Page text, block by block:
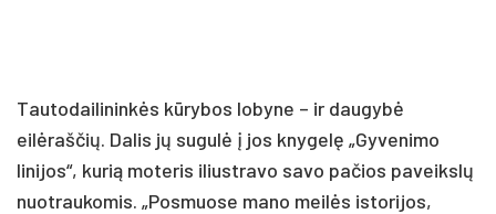
Tautodailininkės kūrybos lobyne – ir daugybė
eilėraščių. Dalis jų sugulė į jos knygelę „Gyvenimo
linijos“, kurią moteris iliustravo savo pačios paveikslų
nuotraukomis. „Posmuose mano meilės istorijos,